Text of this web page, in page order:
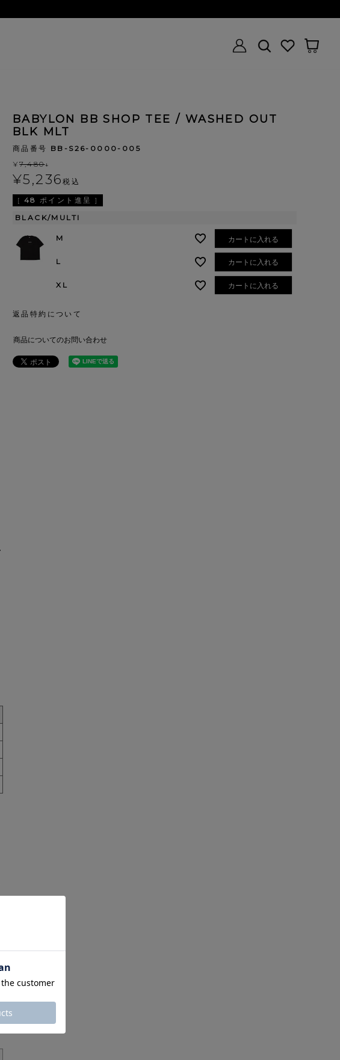
BABYLON BB SHOP TEE / WASHED OUT
BLK MLT
商品番号 BB-S26-0000-005
¥7,480↓
¥5,236税込
[ 48 ポイント進呈 ]
BLACK/MULTI
M カートに入れる
L カートに入れる
XL カートに入れる
返品特約について
商品についてのお問い合わせ